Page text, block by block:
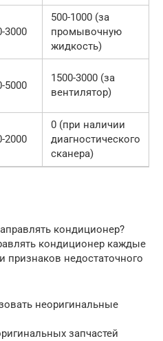
3000
500-1000 (за
промывочную
жидкость)
5000
1500-3000 (за
вентилятор)
2000
0 (при наличии
диагностического
сканера)
кондиционер?
кондиционер каждые
признаков недостаточного
неоригинальные
запчастей